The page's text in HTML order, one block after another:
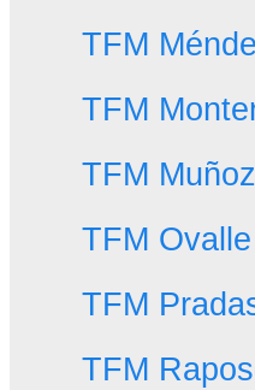
TFM
TFM
TFM
TFM
TFM
TFM